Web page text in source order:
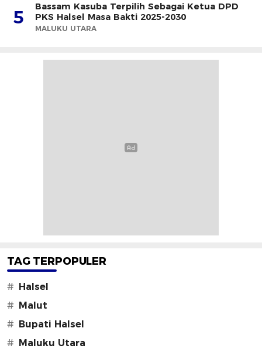
5
Bassam Kasuba Terpilih Sebagai Ketua DPD
PKS Halsel Masa Bakti 2025-2030
MALUKU UTARA
TAG TERPOPULER
#
Halsel
#
Malut
#
Bupati Halsel
#
Maluku Utara